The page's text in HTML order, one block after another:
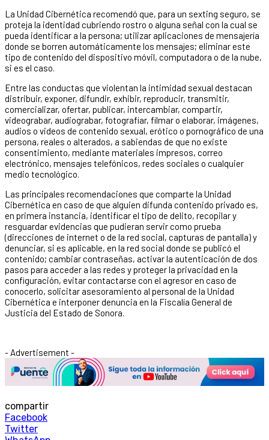
La Unidad Cibernética recomendó que, para un sexting seguro, se
proteja la identidad cubriendo rostro o alguna señal con la cual se
pueda identificar a la persona; utilizar aplicaciones de mensajería
donde se borren automáticamente los mensajes; eliminar este
tipo de contenido del dispositivo móvil, computadora o de la nube,
si es el caso.
Entre las conductas que violentan la intimidad sexual destacan
distribuir, exponer, difundir, exhibir, reproducir, transmitir,
comercializar, ofertar, publicar, intercambiar, compartir,
videograbar, audiograbar, fotografiar, filmar o elaborar, imágenes,
audios o videos de contenido sexual, erótico o pornográfico de una
persona, reales o alterados, a sabiendas de que no existe
consentimiento, mediante materiales impresos, correo
electrónico, mensajes telefónicos, redes sociales o cualquier
medio tecnológico.
Las principales recomendaciones que comparte la Unidad
Cibernética en caso de que alguien difunda contenido privado es,
en primera instancia, identificar el tipo de delito, recopilar y
resguardar evidencias que pudieran servir como prueba
(direcciones de internet o de la red social, capturas de pantalla) y
denunciar, si es aplicable, en la red social donde se publicó el
contenido; cambiar contraseñas, activar la autenticación de dos
pasos para acceder a las redes y proteger la privacidad en la
configuración, evitar contactarse con el agresor en caso de
conocerlo, solicitar asesoramiento al personal de la Unidad
Cibernética e interponer denuncia en la Fiscalía General de
Justicia del Estado de Sonora.
- Advertisement -
compartir
Facebook
Twitter